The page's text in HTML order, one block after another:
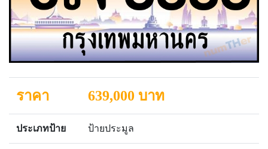
ราคา 639,000 บาท
ประเภทป้าย ป้ายประมูล